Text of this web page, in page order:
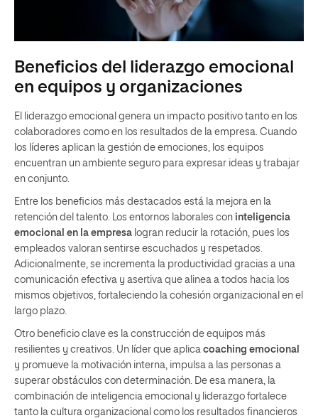
Beneficios del liderazgo emocional
en equipos y organizaciones
El liderazgo emocional genera un impacto positivo tanto en los
colaboradores como en los resultados de la empresa. Cuando
los líderes aplican la gestión de emociones, los equipos
encuentran un ambiente seguro para expresar ideas y trabajar
en conjunto.
Entre los beneficios más destacados está la mejora en la
retención del talento. Los entornos laborales con inteligencia
emocional en la empresa logran reducir la rotación, pues los
empleados valoran sentirse escuchados y respetados.
Adicionalmente, se incrementa la productividad gracias a una
comunicación efectiva y asertiva que alinea a todos hacia los
mismos objetivos, fortaleciendo la cohesión organizacional en el
largo plazo.
Otro beneficio clave es la construcción de equipos más
resilientes y creativos. Un líder que aplica coaching emocional
y promueve la motivación interna, impulsa a las personas a
superar obstáculos con determinación. De esa manera, la
combinación de inteligencia emocional y liderazgo fortalece
tanto la cultura organizacional como los resultados financieros